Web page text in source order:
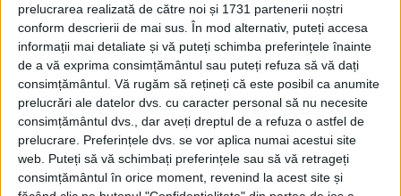
prelucrarea realizată de către noi și 1731 partenerii noștri
conform descrierii de mai sus. În mod alternativ, puteți accesa
informații mai detaliate și vă puteți schimba preferințele înainte
de a vă exprima consimțământul sau puteți refuza să vă dați
consimțământul. Vă rugăm să rețineți că este posibil ca anumite
prelucrări ale datelor dvs. cu caracter personal să nu necesite
consimțământul dvs., dar aveți dreptul de a refuza o astfel de
prelucrare. Preferințele dvs. se vor aplica numai acestui site
web. Puteți să vă schimbați preferințele sau să vă retrageți
consimțământul în orice moment, revenind la acest site și
Regina României
Carol al II-lea și acțiunile sale care au ruinat
România Mare
Afaceri oneroase care au marcat România
modernă: Strousberg și Hallier
ETICHETE:
PUBLICAT IN CATEGORIILE:
MARTIE 2021